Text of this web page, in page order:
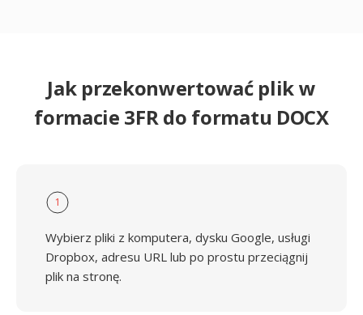
Jak przekonwertować plik w
formacie 3FR do formatu DOCX
1
Wybierz pliki z komputera, dysku Google, usługi
Dropbox, adresu URL lub po prostu przeciągnij
plik na stronę.